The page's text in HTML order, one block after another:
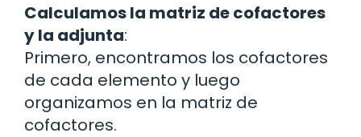
Calculamos la matriz de cofactores
y la adjunta:
Primero, encontramos los cofactores
de cada elemento y luego
organizamos en la matriz de
cofactores.